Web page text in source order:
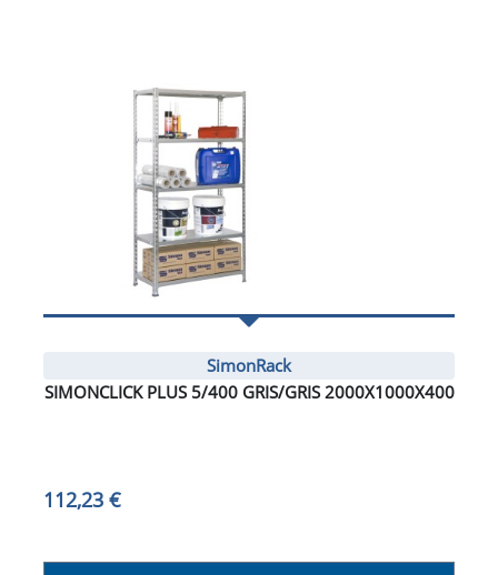
SimonRack
SIMONCLICK PLUS 5/400 GRIS/GRIS 2000X1000X400
112,23 €